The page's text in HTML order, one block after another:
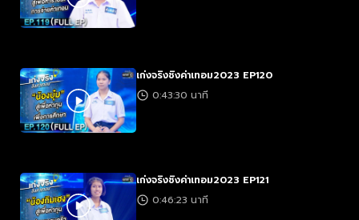
เก่งจริงชิงค่าเทอม2023 EP120
0:43:30 นาที
เก่งจริงชิงค่าเทอม2023 EP121
0:46:23 นาที